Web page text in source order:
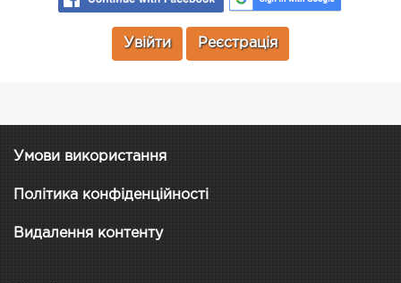
Увійти Реєстрація
Умови використання
Політика конфіденційності
Видалення контенту